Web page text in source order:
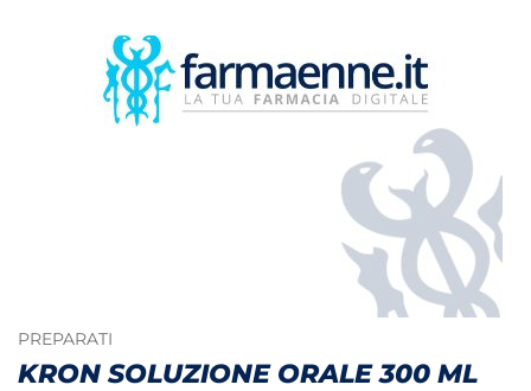
PREPARATI
KRON SOLUZIONE ORALE 300 ML